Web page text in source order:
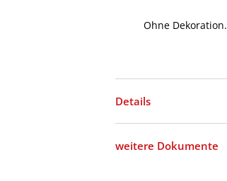
Ohne Dekoration.
Details
weitere Dokumente